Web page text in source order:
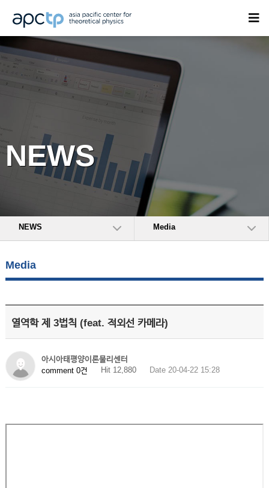
NEWS
NEWS Media
Media
열역학 제 3법칙 (feat. 적외선 카메라)
아시아태평양이론물리센터
comment 0건
Hit 12,880 Date 20-04-22 15:28